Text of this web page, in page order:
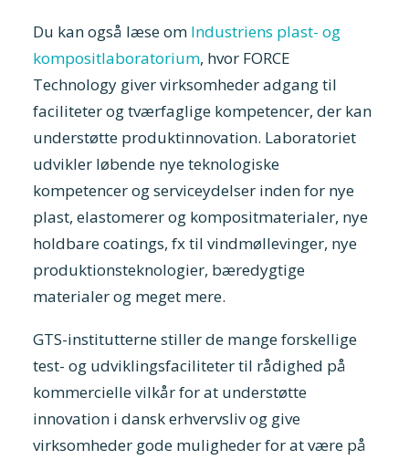
Du kan også læse om Industriens plast- og
kompositlaboratorium, hvor FORCE
Technology giver virksomheder adgang til
faciliteter og tværfaglige kompetencer, der kan
understøtte produktinnovation. Laboratoriet
udvikler løbende nye teknologiske
kompetencer og serviceydelser inden for nye
plast, elastomerer og kompositmaterialer, nye
holdbare coatings, fx til vindmøllevinger, nye
produktionsteknologier, bæredygtige
materialer og meget mere.
GTS-institutterne stiller de mange forskellige
test- og udviklingsfaciliteter til rådighed på
kommercielle vilkår for at understøtte
innovation i dansk erhvervsliv og give
virksomheder gode muligheder for at være på